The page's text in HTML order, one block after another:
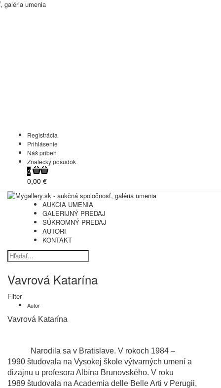
Registrácia
Prihlásenie
Náš príbeh
Znalecký posudok
0
0,00 €
AUKCIA UMENIA
GALERIJNÝ PREDAJ
SÚKROMNÝ PREDAJ
AUTORI
KONTAKT
Vavrová Katarína
Filter
Autor
Vavrová Katarína
Narodila sa v Bratislave. V rokoch 1984 –
1990 študovala na Vysokej škole výtvarných umení a
dizajnu u profesora Albína Brunovského. V roku
1989 študovala na Academia delle Belle Arti v Perugii,